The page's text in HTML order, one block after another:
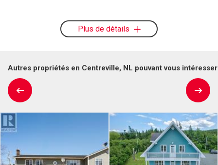
Plus de détails
Autres propriétés en Centreville, NL pouvant vous intéresser